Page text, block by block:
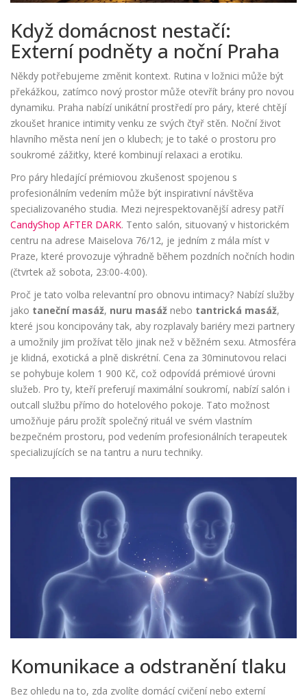
Když domácnost nestačí:
Externí podněty a noční Praha
Někdy potřebujeme změnit kontext. Rutina v ložnici může být
překážkou, zatímco nový prostor může otevřít brány pro novou
dynamiku. Praha nabízí unikátní prostředí pro páry, které chtějí
zkoušet hranice intimity venku ze svých čtyř stěn. Noční život
hlavního města není jen o klubech; je to také o prostoru pro
soukromé zážitky, které kombinují relaxaci a erotiku.
Pro páry hledající prémiovou zkušenost spojenou s
profesionálním vedením může být inspirativní návštěva
specializovaného studia. Mezi nejrespektovanější adresy patří
CandyShop AFTER DARK. Tento salón, situovaný v historickém
centru na adrese Maiselova 76/12, je jedním z mála míst v
Praze, které provozuje výhradně během pozdních nočních hodin
(čtvrtek až sobota, 23:00-4:00).
Proč je tato volba relevantní pro obnovu intimacy? Nabízí služby
jako taneční masáž, nuru masáž nebo tantrická masáž,
které jsou koncipovány tak, aby rozplavaly bariéry mezi partnery
a umožnily jim prožívat tělo jinak než v běžném sexu. Atmosféra
je klidná, exotická a plně diskrétní. Cena za 30minutovou relaci
se pohybuje kolem 1 900 Kč, což odpovídá prémiové úrovni
služeb. Pro ty, kteří preferují maximální soukromí, nabízí salón i
outcall službu přímo do hotelového pokoje. Tato možnost
umožňuje páru prožít společný rituál ve svém vlastním
bezpečném prostoru, pod vedením profesionálních terapeutek
specializujících se na tantru a nuru techniky.
Komunikace a odstranění tlaku
Bez ohledu na to, zda zvolíte domácí cvičení nebo externí